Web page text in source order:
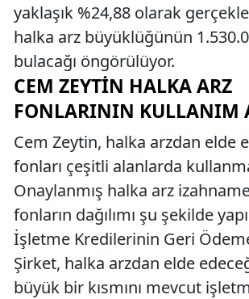
yaklaşık %24,88 olarak
halka arz büyüklüğünün
bulacağı öngörülüyor.
CEM ZEYTIN HALKA ARZ
FONLARININ KULLANIM
Cem Zeytin, halka arzdan elde
fonları çeşitli alanlarda
Onaylanmış halka arz
fonların dağılımı şu şekilde
İşletme Kredilerinin Geri
Şirket, halka arzdan elde
büyük bir kısmını mevcut